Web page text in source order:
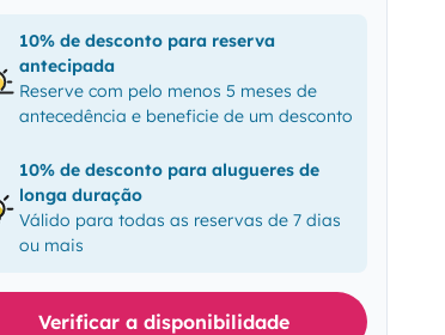
10% de desconto para reserva
antecipada
Reserve com pelo menos 5 meses de
antecedência e beneficie de um desconto
10% de desconto para alugueres de
longa duração
Válido para todas as reservas de 7 dias
ou mais
Verificar a disponibilidade